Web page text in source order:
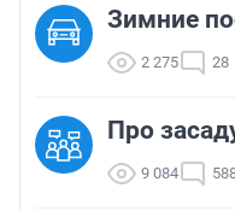
Зимние
2 275 28
Про
9 084